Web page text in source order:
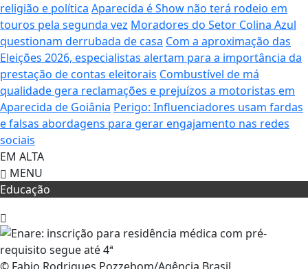
religião e política Aparecida é Show não terá rodeio em
touros pela segunda vez Moradores do Setor Colina Azul
questionam derrubada de casa Com a aproximação das
Eleições 2026, especialistas alertam para a importância da
prestação de contas eleitorais Combustível de má
qualidade gera reclamações e prejuízos a motoristas em
Aparecida de Goiânia Perigo: Influenciadores usam fardas
e falsas abordagens para gerar engajamento nas redes
sociais
EM ALTA
MENU
Educação